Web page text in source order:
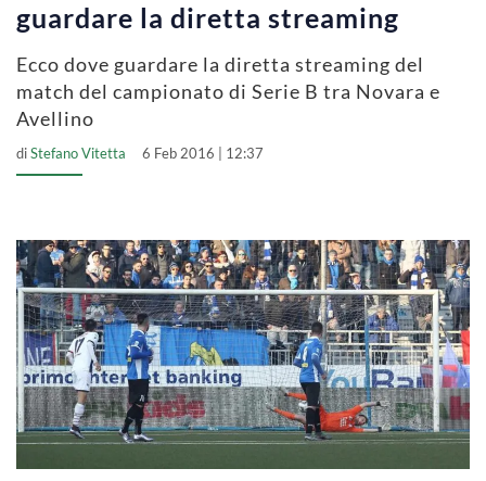
guardare la diretta streaming
Ecco dove guardare la diretta streaming del
match del campionato di Serie B tra Novara e
Avellino
diStefano Vitetta 6 Feb 2016 | 12:37